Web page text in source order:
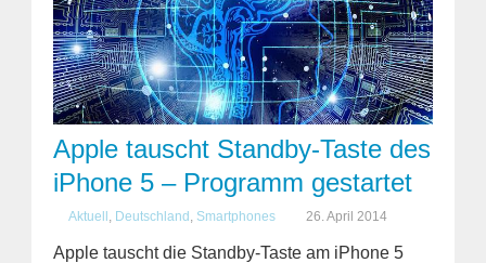
Apple tauscht Standby-Taste des
iPhone 5 – Programm gestartet
Aktuell Deutschland Smartphones 26. April 2014
Apple tauscht die Standby-Taste am iPhone 5